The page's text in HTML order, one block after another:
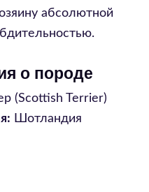
абсолютной
о породе
(Scottish Terrier)
Шотландия